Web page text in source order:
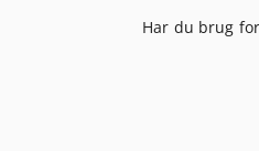
Har du brug